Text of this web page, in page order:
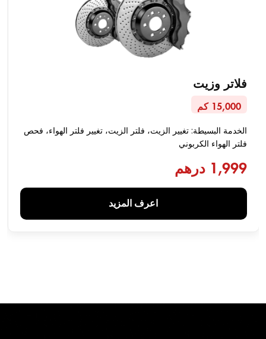
فلاتر وزيت
15,000 كم
الخدمة البسيطة: تغيير الزيت، فلتر الزيت، تغيير فلتر الهواء، فحص
فلتر الهواء الكربوني
1,999 درهم
اعرف المزيد